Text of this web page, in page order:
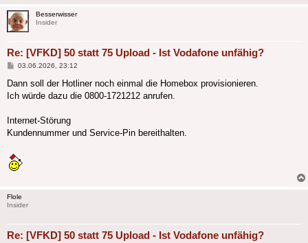
Besserwisser
Insider
Re: [VFKD] 50 statt 75 Upload - Ist Vodafone unfähig?
Beitrag
03.06.2026, 23:12
Dann soll der Hotliner noch einmal die Homebox provisionieren.
Ich würde dazu die 0800-1721212 anrufen.
Internet-Störung
Kundennummer und Service-Pin bereithalten.
Flole
Insider
Re: [VFKD] 50 statt 75 Upload - Ist Vodafone unfähig?